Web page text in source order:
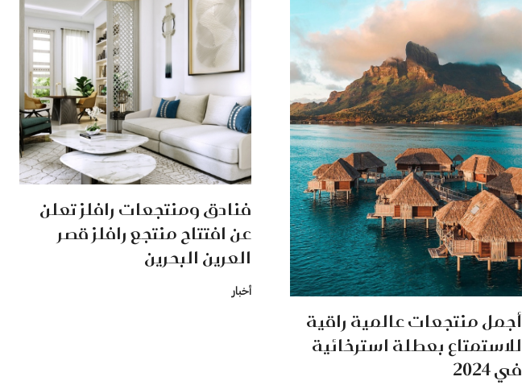
أجمل منتجعات عالمية راقية
للاستمتاع بعطلة استرخائية
في 2024
فنادق ومنتجعات رافلز تعلن
عن افتتاح منتجع رافلز قصر
العرين البحرين
أخبار